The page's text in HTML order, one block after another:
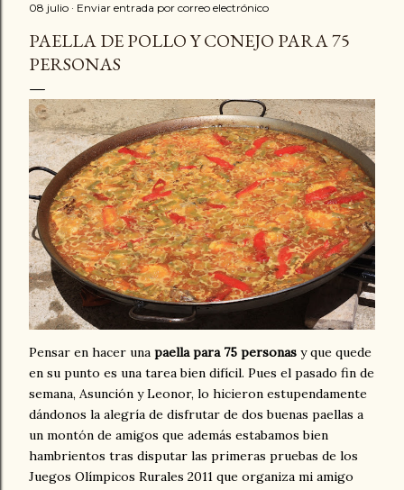
08 julio Enviar entrada por correo electrónico
PAELLA DE POLLO Y CONEJO PARA 75
PERSONAS
Pensar en hacer una paella para 75 personas y que quede
en su punto es una tarea bien difícil. Pues el pasado fin de
semana, Asunción y Leonor, lo hicieron estupendamente
dándonos la alegría de disfrutar de dos buenas paellas a
un montón de amigos que además estabamos bien
hambrientos tras disputar las primeras pruebas de los
Juegos Olímpicos Rurales 2011 que organiza mi amigo